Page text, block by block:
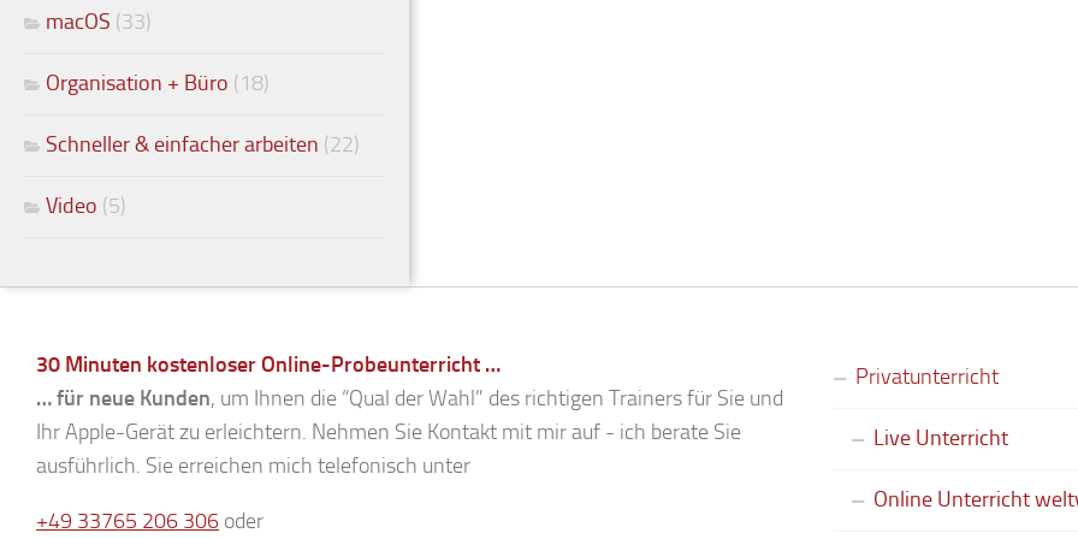
macOS (33)
Organisation + Büro (18)
Schneller & einfacher arbeiten (22)
Video (5)
30 Minuten kostenloser Online-Probeunterricht …
… für neue Kunden, um Ihnen die “Qual der Wahl” des richtigen Trainers für Sie und
Ihr Apple-Gerät zu erleichtern. Nehmen Sie Kontakt mit mir auf - ich berate Sie
ausführlich. Sie erreichen mich telefonisch unter
+49 33765 206 306 oder
Privatunterricht
Live Unterricht
Online Unterricht